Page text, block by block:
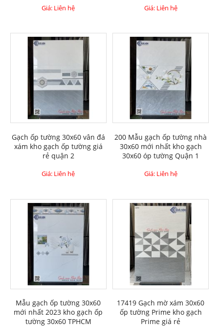
Giá: Liên hệ Giá: Liên hệ
Gạch ốp tường 30x60 vân đá
xám kho gạch ốp tường giá
rẻ quận 2
Giá: Liên hệ
200 Mẫu gạch ốp tường nhà
30x60 mới nhất kho gạch
30x60 óp tường Quận 1
Giá: Liên hệ
Mẫu gạch ốp tường 30x60
mới nhất 2023 kho gạch ốp
tường 30x60 TPHCM
17419 Gạch mờ xám 30x60
ốp tường Prime kho gạch
Prime giá rẻ